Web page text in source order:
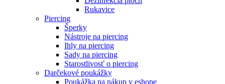
Rukavice
Piercing
Šperky
Nástroje na piercing
Ihly na piercing
Sady na piercing
Starostlivosť o piercing
Darčekové poukážky
Poukážka na nákup v eshope